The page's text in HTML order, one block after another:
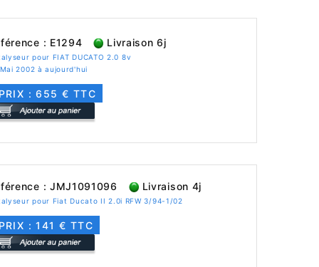
: E1294 Livraison 6j
pour FIAT DUCATO 2.0 8v
2002 à aujourd'hui
: 655 € TTC
: JMJ1091096 Livraison 4j
pour Fiat Ducato II 2.0i RFW 3/94-1/02
: 141 € TTC